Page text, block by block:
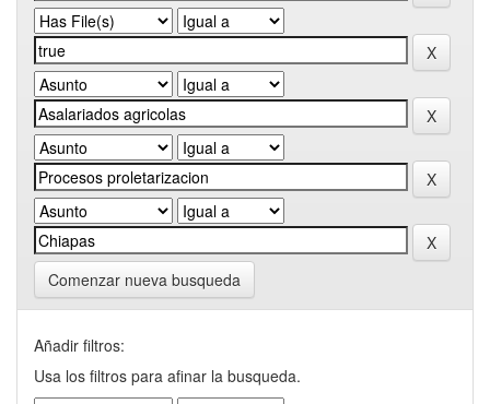
Comenzar nueva busqueda
Añadir filtros:
Usa los filtros para afinar la busqueda.